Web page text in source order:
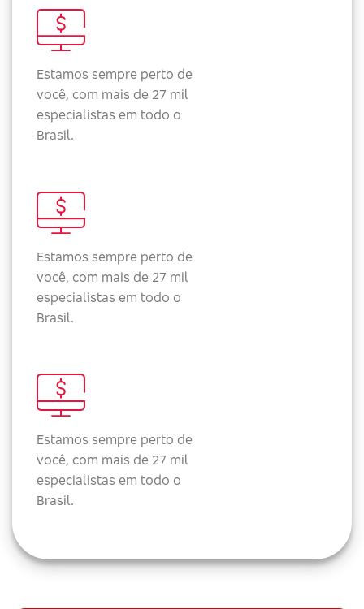
Estamos sempre perto de
você, com mais de 27 mil
especialistas em todo o
Brasil.
Estamos sempre perto de
você, com mais de 27 mil
especialistas em todo o
Brasil.
Estamos sempre perto de
você, com mais de 27 mil
especialistas em todo o
Brasil.